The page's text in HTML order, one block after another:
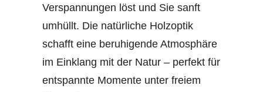
Verspannungen löst und Sie sanft
umhüllt. Die natürliche Holzoptik
schafft eine beruhigende Atmosphäre
im Einklang mit der Natur – perfekt für
entspannte Momente unter freiem